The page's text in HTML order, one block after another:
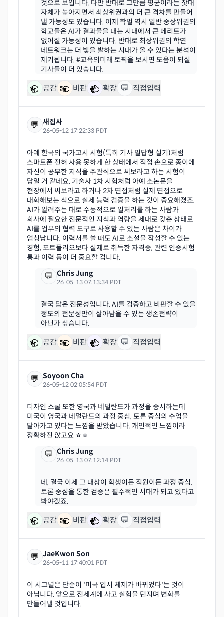
것으로 보입니다. 다만 반대로 그만큼 평균이라는 잣대
자체가 높아지면서 최상위권과의 더 큰 격차를 만들어
낼 가능성도 있습니다. 이제 학벌 역시 일반 중상위권의
학교들은 AI가 결과물을 내는 시대에서 큰 메리트가
없어질 가능성이 있습니다. 반대로 최상위권의 학연
네트워크는 더 빛을 발하는 시대가 올 수 있다는 분석이
제기됩니다. #교육의미래 토픽을 보시면 도움이 되실
공감 비판 확장 💬 직접입력
💬 새집사
26-05-12 17:22:33 PDT
아예 한국의 국가고시 시험(특히 기사 필답형 실기)처럼
스마트폰 전혀 사용 못하게 한 상태에서 직접 손으로 종이에
자신이 공부한 지식을 주관식으로 써보라고 하는 시험이
답일 거 같네요. 기술사 1차 시험처럼 아예 소논문을
현장에서 써보라고 하거나 2차 면접처럼 실제 면접으로
대화해보는 식으로 실제 능력 검증을 하는 것이 중요해졌죠.
AI가 알려주는 대로 수동적으로 일처리를 하는 사람과
회사에 필요한 전문적인 지식과 역량을 제대로 갖춘 상태로
AI를 업무의 협력 도구로 사용할 수 있는 사람은 차이가
엄청납니다. 이력서를 쓸 때도 AI로 소설을 작성할 수 있는
경험, 포트폴리오보다 실제로 취득한 자격증, 관련 인증시험
💬 Chris Jung
26-05-13 07:13:34 PDT
결국 답은 전문성입니다. AI를 검증하고 비판할 수 있을
정도의 전문성만이 살아남을 수 있는 생존전략이
공감 비판 확장 💬 직접입력
💬 Soyoon Cha
26-05-12 02:05:54 PDT
디자인 스쿨 또한 영국과 네덜란드가 과정을 중시하는데
미국이 영국과 네덜란드의 과정 중심, 토론 중심의 수업을
닮아가고 있다는 느낌을 받았습니다. 개인적인 느낌이라
💬 Chris Jung
26-05-13 07:12:14 PDT
네, 결국 이제 그 대상이 학생이든 직원이든 과정 중심,
토론 중심을 통한 검증은 필수적인 시대가 되고 있다고
공감 비판 확장 💬 직접입력
💬 JaeKwon Son
26-05-11 17:40:01 PDT
이 시그널은 단순이 '미국 입시 체제가 바뀌었다'는 것이
아닙니다. 앞으로 전세계에 사고 실험을 던지며 변화를
만들어낼 것입니다.